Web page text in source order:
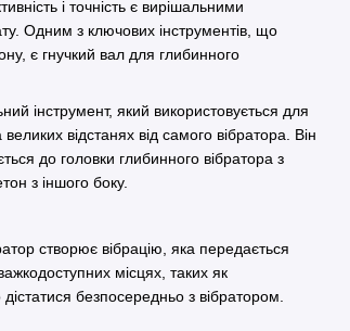
і точність є вирішальними
Одним з ключових інструментів, що
є гнучкий вал для глибинного
інструмент, який використовується для
відстанях від самого вібратора. Він
до головки глибинного вібратора з
з іншого боку.
створює вібрацію, яка передається
місцях, таких як
безпосередньо з вібратором.